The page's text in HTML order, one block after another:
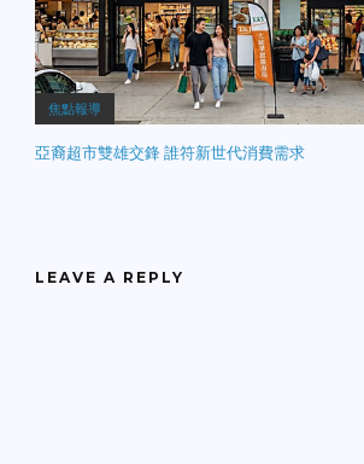
焦點報導
亞裔超市雙雄交鋒 誰符新世代消費需求
LEAVE A REPLY